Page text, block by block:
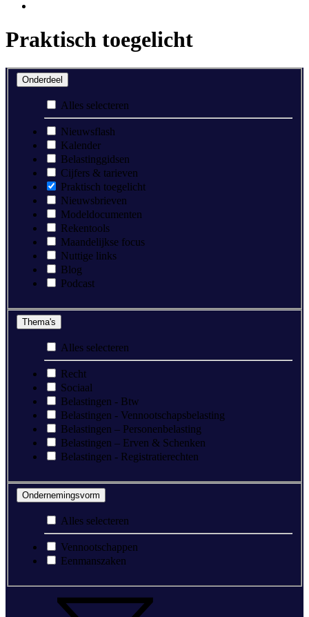
Praktisch toegelicht
Onderdeel
Alles selecteren
Nieuwsflash
Kalender
Belastinggidsen
Cijfers & tarieven
Praktisch toegelicht
Nieuwsbrieven
Modeldocumenten
Rekentools
Maandelijkse focus
Nuttige links
Blog
Podcast
Thema's
Alles selecteren
Recht
Sociaal
Belastingen - Btw
Belastingen - Vennootschapsbelasting
Belastingen – Personenbelasting
Belastingen – Erven & Schenken
Belastingen - Registratierechten
Ondernemingsvorm
Alles selecteren
Vennootschappen
Eenmanszaken